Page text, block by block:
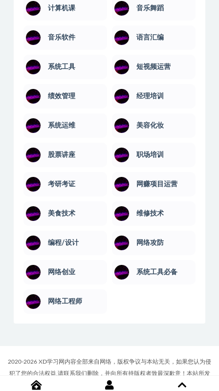
计算机课 音乐舞蹈
音乐软件 语言汇编
系统工具 短视频运营
绩效管理 经理培训
系统运维 美容化妆
股票讲座 职场培训
考研考证 网赚项目运营
美食技术 维修技术
编程/设计 网络攻防
网络创业 系统工具必备
网络工程师
2020-2026 XD学习网内容全部来自网络，版权争议与本站无关，如果您认为侵
犯了您的合法权益,请联系我们删除，并向所有持版权者致最深歉意！本站所发
布的一切学习教程、软件等资料仅限用于学习体验和研究目的；请自觉下载后